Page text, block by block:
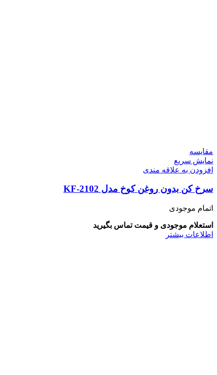
مقايسه
نمایش سریع
افزودن به علاقه مندی
سرخ کن بدون روغن کوخ مدل KF-2102
اتمام موجودی
استعلام موجودی و قیمت تماس بگیرید
اطلاعات بیشتر